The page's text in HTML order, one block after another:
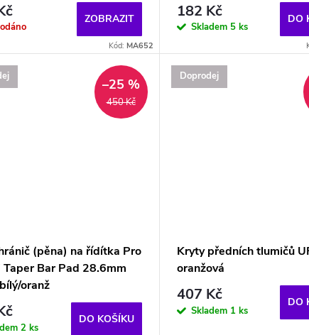
ZOBRAZIT
Kód: MA652
182 Kč
Skladem 5 ks
DO
450 Kč
–25 %
(pěna) na řídítka Pro
Taper Bar Pad 28.6mm
oranž
2 ks
DO KOŠÍKU
Doprodej
Kryty předních tlumičů
oranžová
407 Kč
Skladem 1 ks
DO